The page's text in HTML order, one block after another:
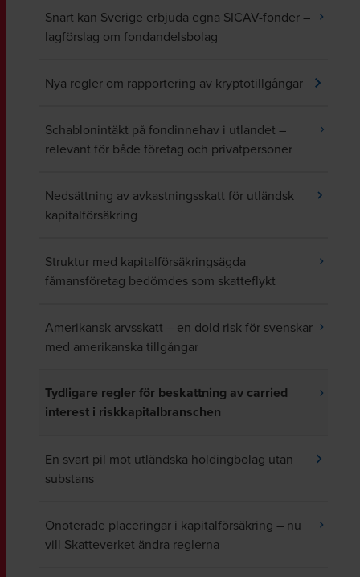
Snart kan Sverige erbjuda egna SICAV-fonder –
lagförslag om fondandelsbolag
Nya regler om rapportering av kryptotillgångar
Schablonintäkt på fondinnehav i utlandet –
relevant för både företag och privatpersoner
Nedsättning av avkastningsskatt för utländsk
kapitalförsäkring
Struktur med kapitalförsäkringsägda
fåmansföretag bedömdes som skatteflykt
Amerikansk arvsskatt – en dold risk för svenskar
med amerikanska tillgångar
Tydligare regler för beskattning av carried
interest i riskkapitalbranschen
En svart pil mot utländska holdingbolag utan
substans
Onoterade placeringar i kapitalförsäkring – nu
vill Skatteverket ändra reglerna